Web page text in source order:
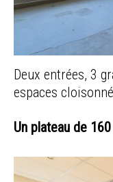
Deux entrées, 3
espaces
Un plateau de